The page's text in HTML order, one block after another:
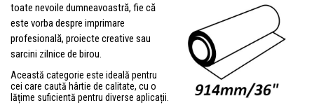
toate nevoile dumneavoastră, fie că
este vorba despre imprimare
profesională, proiecte creative sau
sarcini zilnice de birou.
Această categorie este ideală pentru
cei care caută hârtie de calitate, cu o
lățime suficientă pentru diverse aplicații.